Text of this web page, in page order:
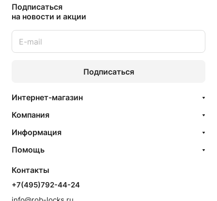
Подписаться
на новости и акции
Подписаться
Интернет-магазин
Компания
Информация
Помощь
Контакты
+7(495)792-44-24